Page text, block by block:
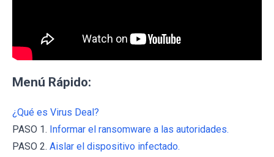
Menú Rápido:
¿Qué es Virus Deal?
PASO 1. Informar el ransomware a las autoridades.
PASO 2. Aislar el dispositivo infectado.